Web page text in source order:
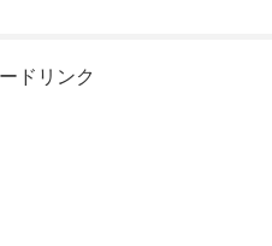
ドリンク